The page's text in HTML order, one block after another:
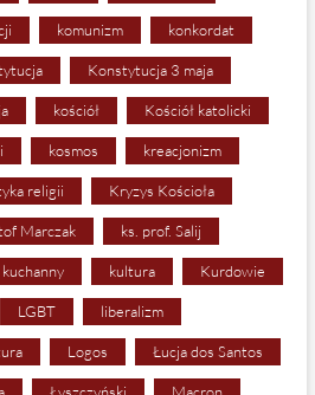
komunizm konkordat
Konstytucja 3 maja
kościół Kościół katolicki
kosmos kreacjonizm
religii Kryzys Kościoła
Marczak ks. prof. Salij
kuchanny kultura Kurdowie
LGBT liberalizm
Logos Łucja dos Santos
Łyszczyński Macron